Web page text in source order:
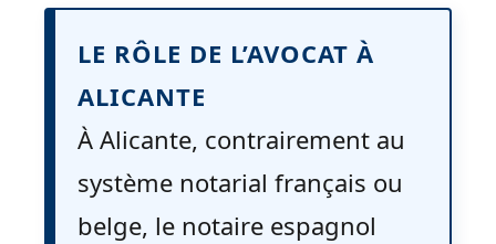
LE RÔLE DE L’AVOCAT À
ALICANTE
À Alicante, contrairement au
système notarial français ou
belge, le notaire espagnol